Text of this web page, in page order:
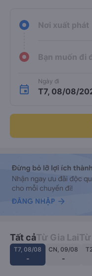
Nơi xuất phát
Bạn muốn đi
Ngày đi
T7, 08/08/
Tất cảTừ Gia Lai
T7, 08/08
-
CN, 09/08
-